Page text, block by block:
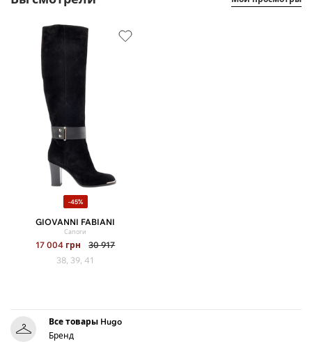
-45%
GIOVANNI FABIANI
Сапоги
17 004 грн
30 917
38, 39, 41
Все товары Hugo
Бренд